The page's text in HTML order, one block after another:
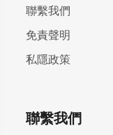
聯繫我們
免責聲明
私隱政策
聯繫我們